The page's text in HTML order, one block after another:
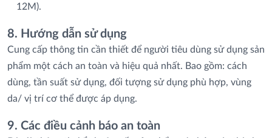
12M).
8. Hướng dẫn sử dụng
Cung cấp thông tin cần thiết để người tiêu dùng sử dụng sản
phẩm một cách an toàn và hiệu quả nhất. Bao gồm: cách
dùng, tần suất sử dụng, đối tượng sử dụng phù hợp, vùng
da/ vị trí cơ thể được áp dụng.
9. Các điều cảnh báo an toàn